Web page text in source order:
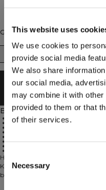
This website uses
We use cookies to
provide social media
We also share
our social media,
may combine it with other
provided to them or that
of their services.
Consent
Selection
Necessary
Größe
S M
AUSVERKAUFT -
Beschreibung
50 % Baumwolle, 50 %
Dickes Material mit weicher
Verstellbare Kapuze mit
Hoodie mit einer Fronttasche. Der
Kapuzenpullover zum Aufwärmen,
besteht aus einem dicken Material